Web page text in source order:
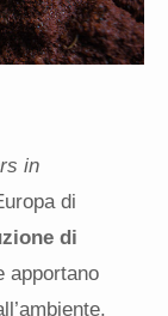
in
di
di
apportano